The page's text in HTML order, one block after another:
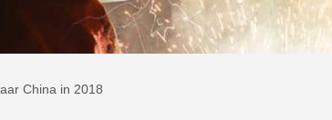
China in 2018